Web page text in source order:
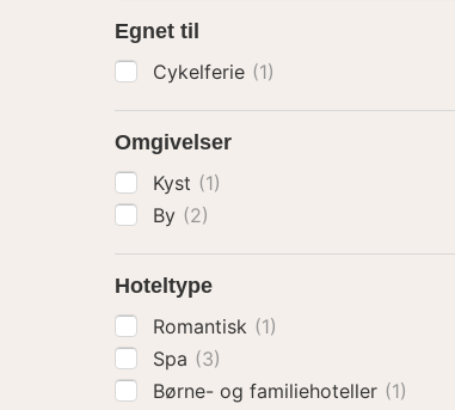
Egnet til
Cykelferie (1)
Omgivelser
Kyst (1)
By (2)
Hoteltype
Romantisk (1)
Spa (3)
Børne- og familiehoteller (1)